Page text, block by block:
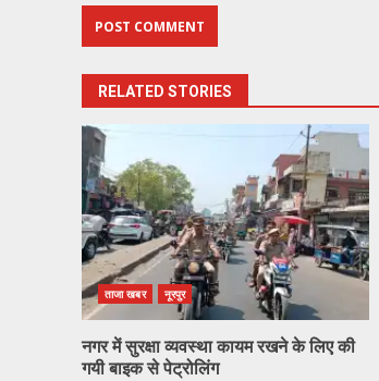
RELATED STORIES
ताजा खबर नूरपुर
नगर में सुरक्षा व्यवस्था कायम रखने के लिए की
गयी बाइक से पेट्रोलिंग